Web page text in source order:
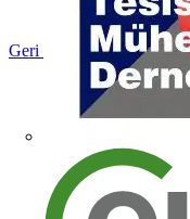
Geri dön Ürünler